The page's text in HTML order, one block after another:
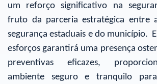
um reforço significativo na
fruto da parceria estratégica entre
segurança estaduais e do município.
esforços garantirá uma presença
preventivas eficazes,
ambiente seguro e tranquilo